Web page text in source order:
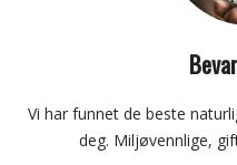
Vi har funnet de beste
deg. Miljøvennlige,